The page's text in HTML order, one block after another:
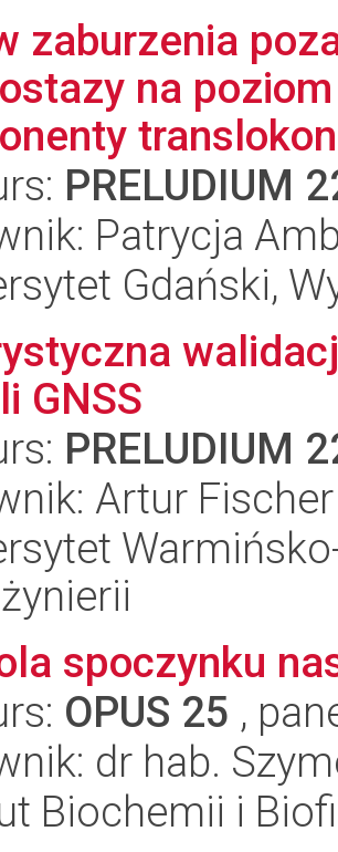
zaburzenia
na
PRELUDIUM
Patrycja
Gdański,
GNSS
PRELUDIUM
Artur Fischer
spoczynku
OPUS 25 ,
dr hab.
Biochemii i